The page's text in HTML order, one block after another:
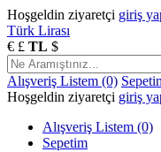
Hoşgeldin ziyaretçi giriş
Türk Lirası
€ £ TL $
Alışveriş Listem (0)
Hoşgeldin ziyaretçi giriş
Alışveriş Listem (0)
Sepetim